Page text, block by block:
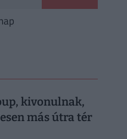
kivonulnak,
más útra tér